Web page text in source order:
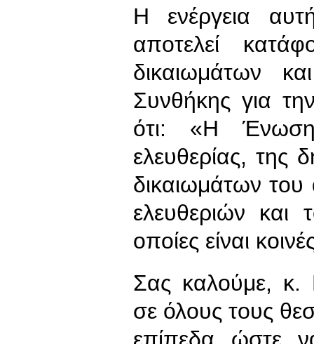
Η ενέργεια
αποτελεί
δικαιωμάτων
Συνθήκης για
ότι: «Η Ένωση
ελευθερίας, της
δικαιωμάτων
ελευθεριών και
οποίες είναι
Σας καλούμε, κ.
σε όλους τους
επίπεδα ώστε